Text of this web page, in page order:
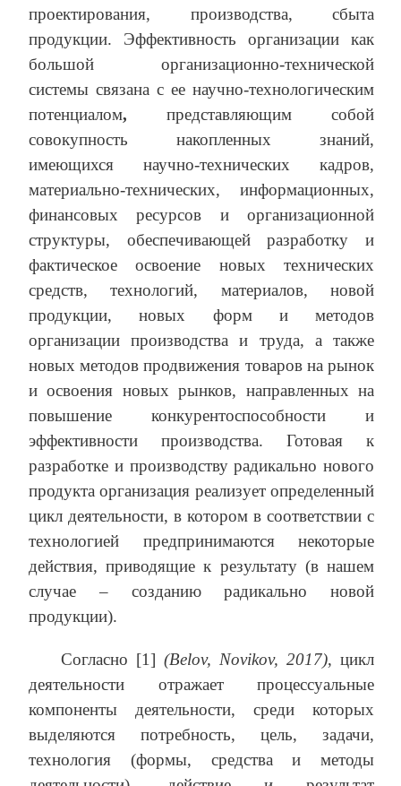
проектирования, производства, сбыта
продукции. Эффективность организации как
большой организационно-технической
системы связана с ее научно-технологическим
потенциалом, представляющим собой
совокупность накопленных знаний,
имеющихся научно-технических кадров,
материально-технических, информационных,
финансовых ресурсов и организационной
структуры, обеспечивающей разработку и
фактическое освоение новых технических
средств, технологий, материалов, новой
продукции, новых форм и методов
организации производства и труда, а также
новых методов продвижения товаров на рынок
и освоения новых рынков, направленных на
повышение конкурентоспособности и
эффективности производства. Готовая к
разработке и производству радикально нового
продукта организация реализует определенный
цикл деятельности, в котором в соответствии с
технологией предпринимаются некоторые
действия, приводящие к результату (в нашем
случае – созданию радикально новой
продукции).
Согласно [1] (Belov, Novikov, 2017), цикл
деятельности отражает процессуальные
компоненты деятельности, среди которых
выделяются потребность, цель, задачи,
технология (формы, средства и методы